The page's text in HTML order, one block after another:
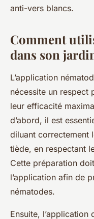
anti-vers blancs.
Comment
dans son
L’application
nécessite un respect
leur efficacité
d’abord, il est
diluant correctement
tiède, en respectant
Cette préparation
l’application afin de
nématodes.
Ensuite,